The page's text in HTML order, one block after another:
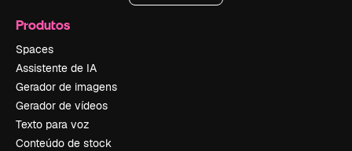
Produtos
Spaces
Assistente de IA
Gerador de imagens
Gerador de vídeos
Texto para voz
Conteúdo de stock